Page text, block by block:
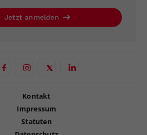
Jetzt anmelden
Kontakt
Impressum
Statuten